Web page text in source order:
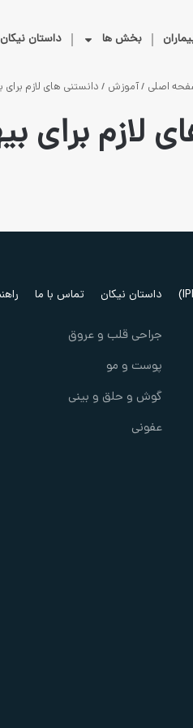
بخش ها داستان نیکان
اصلی /آموزش / دانستنی های لازم
لازم برای
داستان نیکان تماس با ما
جراحی قلب و عروق
پوست و مو
گوش و حلق و بینی
عفونی